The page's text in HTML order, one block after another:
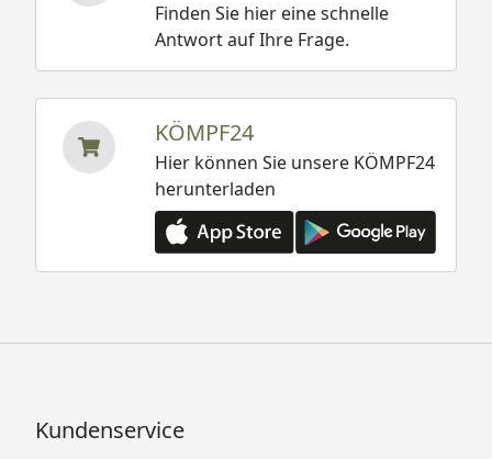
Finden Sie hier eine schnelle
Antwort auf Ihre Frage.
KÖMPF24
Hier können Sie unsere KÖMPF24
herunterladen
Kundenservice